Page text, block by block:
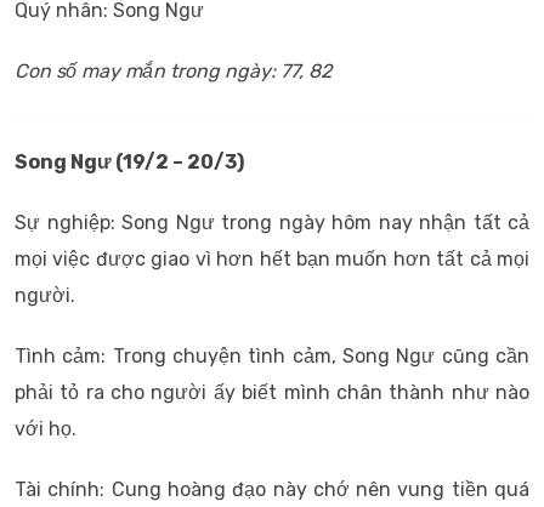
Quý nhân: Song Ngư
Con số may mắn trong ngày: 77, 82
Song Ngư (19/2 – 20/3)
Sự nghiệp: Song Ngư trong ngày hôm nay nhận tất cả
mọi việc được giao vì hơn hết bạn muốn hơn tất cả mọi
người.
Tình cảm: Trong chuyện tình cảm, Song Ngư cũng cần
phải tỏ ra cho người ấy biết mình chân thành như nào
với họ.
Tài chính: Cung hoàng đạo này chớ nên vung tiền quá